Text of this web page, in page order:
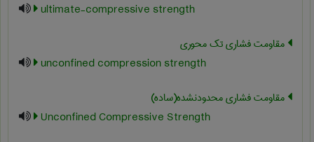
ultimate-compressive strength
مقاومت فشاری تک محوری
unconfined compression strength
مقاومت فشاری محدودنشده(ساده)
Unconfined Compressive Strength